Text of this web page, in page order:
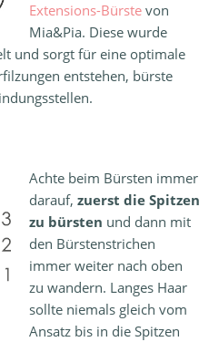
Extensions-Bürste von
Mia&Pia. Diese wurde
und sorgt für eine optimale
entstehen, bürste
Achte beim Bürsten immer
darauf, zuerst die Spitzen
zu bürsten und dann mit
den Bürstenstrichen
immer weiter nach oben
zu wandern. Langes Haar
sollte niemals gleich vom
Ansatz bis in die Spitzen